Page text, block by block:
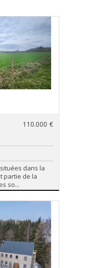
110.000 €
dans la
partie de la
so...